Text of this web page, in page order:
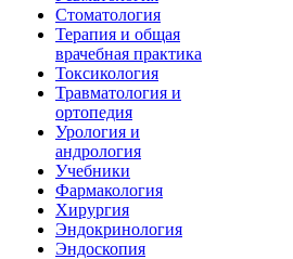
Стоматология
Терапия и общая
врачебная практика
Токсикология
Травматология и
ортопедия
Урология и
андрология
Учебники
Фармакология
Хирургия
Эндокринология
Эндоскопия